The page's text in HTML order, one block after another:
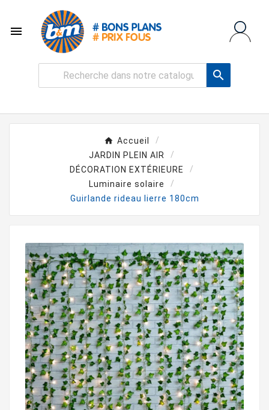


Accueil
JARDIN PLEIN AIR
DÉCORATION EXTÉRIEURE
Luminaire solaire
Guirlande rideau lierre 180cm